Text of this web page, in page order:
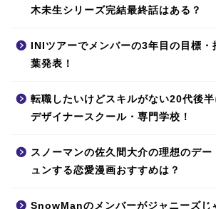
木未生シリーズ完結最終話はある？
INIツアーでメンバーの3年目の目標・
葉発表！
転職したいけどスキルがない20代後
デザイナースクール・専門学校！
スノーマンの佐久間大介の理想のデー
ュンする恋愛漫画おすすめは？
SnowManのメンバーがジャニーズじ